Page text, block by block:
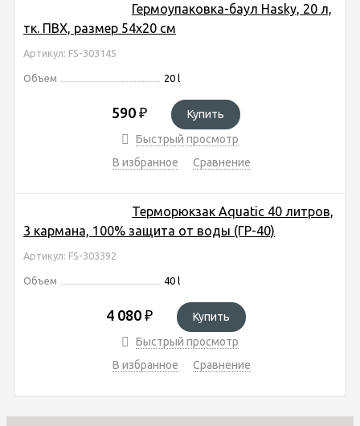
Гермоупаковка-баул Hasky, 20 л,
тк. ПВХ, размер 54х20 см
Артикул: FS-303145
Объем 20 l
590 ₽
Купить
Быстрый просмотр
В избранное
Сравнение
Терморюкзак Aquatic 40 литров,
3 кармана, 100% защита от воды (ГР-40)
Артикул: FS-303392
Объем 40 l
4 080 ₽
Купить
Быстрый просмотр
В избранное
Сравнение